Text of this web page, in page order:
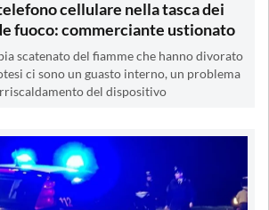
cellulare nella tasca dei
fuoco: commerciante ustionato
scatenato del fiamme che hanno divorato
ci sono un guasto interno, un problema
del dispositivo